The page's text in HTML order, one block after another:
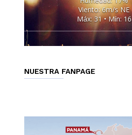
Viento: 6m/s NE
Máx: 31 • Mín: 16
NUESTRA FANPAGE